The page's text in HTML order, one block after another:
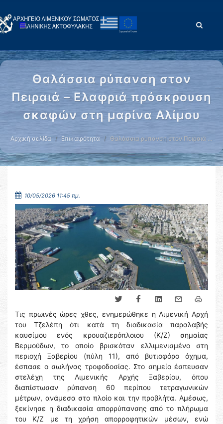
Θαλάσσια ρύπανση στον
Πειραιά – Ελαφριά πρόσκρουση
σκαφών στη μαρίνα Αλίμου
Αρχική σελίδα Επικαιρότητα Θαλάσσια ρύπανση στον Πειραιά …
10/05/2026 11:45 πμ.
Τις πρωινές ώρες χθες, ενημερώθηκε η Λιμενική Αρχή
του Τζελέπη ότι κατά τη διαδικασία παραλαβής
καυσίμου ενός κρουαζιερόπλοιου (Κ/Ζ) σημαίας
Βερμούδων, το οποίο βρισκόταν ελλιμενισμένο στη
περιοχή Ξαβερίου (πύλη 11), από βυτιοφόρο όχημα,
έσπασε ο σωλήνας τροφοδοσίας. Στο σημείο έσπευσαν
στελέχη της Λιμενικής Αρχής Ξαβερίου, όπου
διαπίστωσαν ρύπανση 60 περίπου τετραγωνικών
μέτρων, ανάμεσα στο πλοίο και την προβλήτα. Αμέσως,
ξεκίνησε η διαδικασία απορρύπανσης από το πλήρωμα
του Κ/Ζ με τη χρήση απορροφητικών μέσων, ενώ